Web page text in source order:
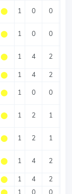
⬤ 1 0 0
⬤ 1 0 0
⬤ 1 4 2
⬤ 1 4 2
⬤ 1 0 0
⬤ 1 2 1
⬤ 1 2 1
⬤ 1 4 2
⬤ 1 4 2